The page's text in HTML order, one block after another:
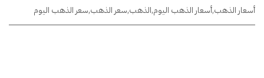
أسعار الذهب,أسعار الذهب اليوم,الذهب,سعر الذهب,سعر الذهب اليوم